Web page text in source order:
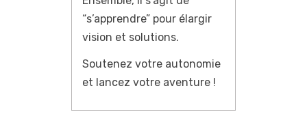
“s’apprendre” pour élargir
vision et solutions.
Soutenez votre autonomie
et lancez votre aventure !